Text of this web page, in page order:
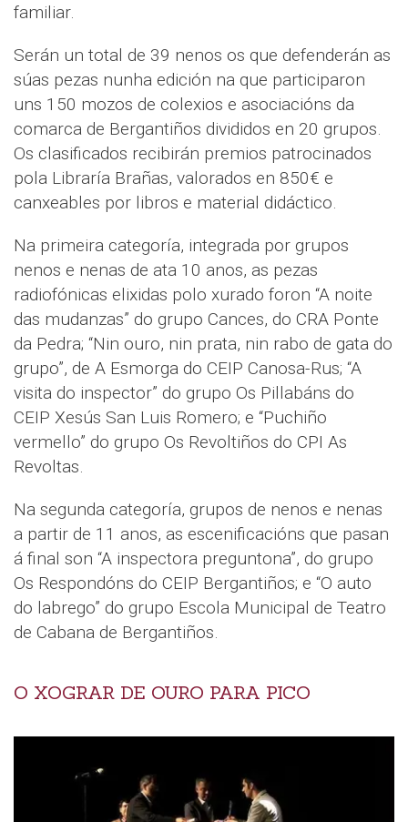
familiar.
Serán un total de 39 nenos os que defenderán as
súas pezas nunha edición na que participaron
uns 150 mozos de colexios e asociacións da
comarca de Bergantiños divididos en 20 grupos.
Os clasificados recibirán premios patrocinados
pola Libraría Brañas, valorados en 850€ e
canxeables por libros e material didáctico.
Na primeira categoría, integrada por grupos
nenos e nenas de ata 10 anos, as pezas
radiofónicas elixidas polo xurado foron “A noite
das mudanzas” do grupo Cances, do CRA Ponte
da Pedra; “Nin ouro, nin prata, nin rabo de gata do
grupo”, de A Esmorga do CEIP Canosa-Rus; “A
visita do inspector” do grupo Os Pillabáns do
CEIP Xesús San Luis Romero; e “Puchiño
vermello” do grupo Os Revoltiños do CPI As
Revoltas.
Na segunda categoría, grupos de nenos e nenas
a partir de 11 anos, as escenificacións que pasan
á final son “A inspectora preguntona”, do grupo
Os Respondóns do CEIP Bergantiños; e “O auto
do labrego” do grupo Escola Municipal de Teatro
de Cabana de Bergantiños.
O XOGRAR DE OURO PARA PICO